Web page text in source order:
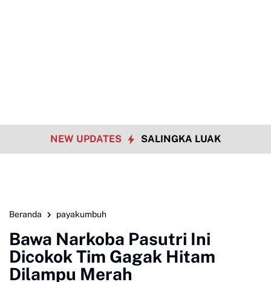
NEW UPDATES SALINGKA LUAK
Beranda payakumbuh
Bawa Narkoba Pasutri Ini
Dicokok Tim Gagak Hitam
Dilampu Merah